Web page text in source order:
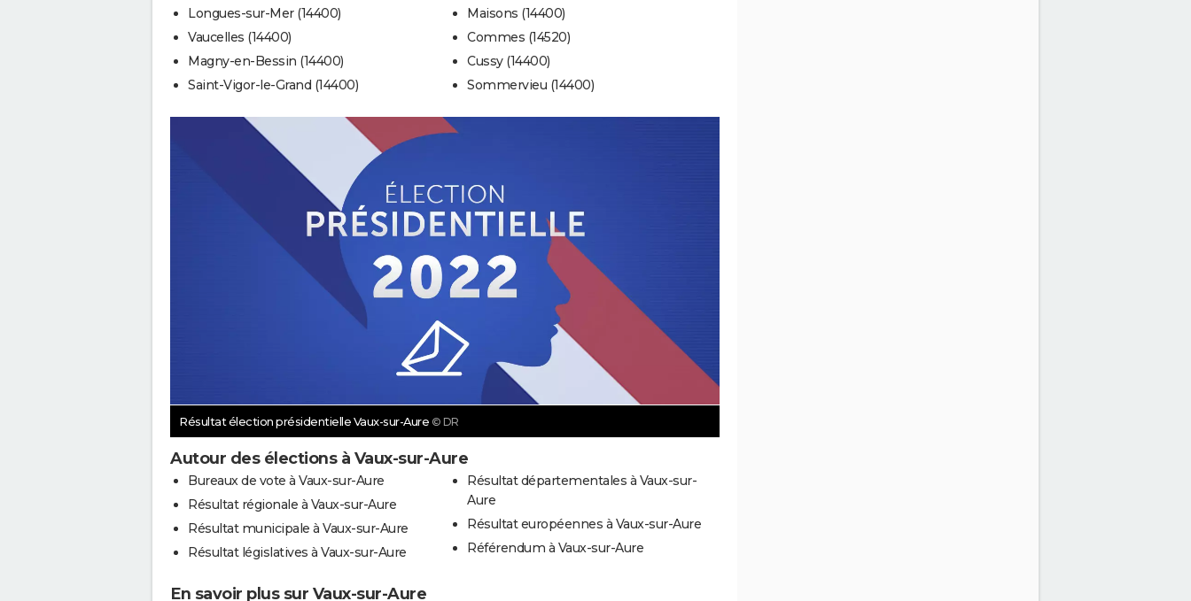
Longues-sur-Mer (14400)
Vaucelles (14400)
Magny-en-Bessin (14400)
Saint-Vigor-le-Grand (14400)
Maisons (14400)
Commes (14520)
Cussy (14400)
Sommervieu (14400)
Résultat élection présidentielle Vaux-sur-Aure © DR
Autour des élections à Vaux-sur-Aure
Bureaux de vote à Vaux-sur-Aure
Résultat régionale à Vaux-sur-Aure
Résultat municipale à Vaux-sur-Aure
Résultat législatives à Vaux-sur-Aure
Résultat départementales à Vaux-sur-
Aure
Résultat européennes à Vaux-sur-Aure
Référendum à Vaux-sur-Aure
En savoir plus sur Vaux-sur-Aure